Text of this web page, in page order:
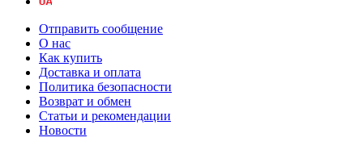
Отправить сообщение
О нас
Как купить
Доставка и оплата
Политика безопасности
Возврат и обмен
Статьи и рекомендации
Новости